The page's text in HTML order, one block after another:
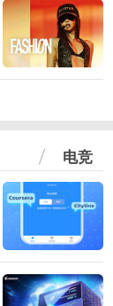
电竞